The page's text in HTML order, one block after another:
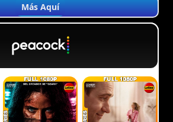
Más Aquí